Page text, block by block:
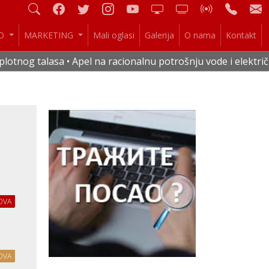
MARKETING Mali oglasi Galerija O nama Kontakt
Apel na racionalnu potrošnju vode i električne energije •